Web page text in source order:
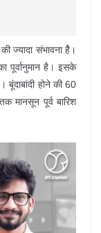
ज्यादा संभावना हैै।
पूर्वानुमान है। इसके
बूंदाबांदी होने की 60
मानसून पूर्व बारिश